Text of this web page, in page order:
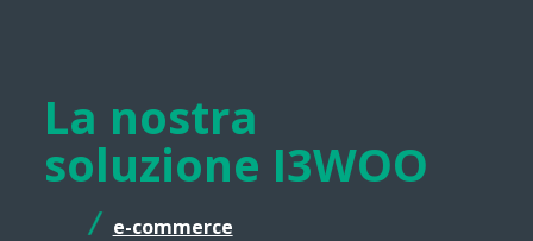
La nostra
soluzione I3WOO
e-commerce